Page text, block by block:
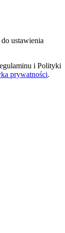
ustawienia
i Polityki
prywatności.